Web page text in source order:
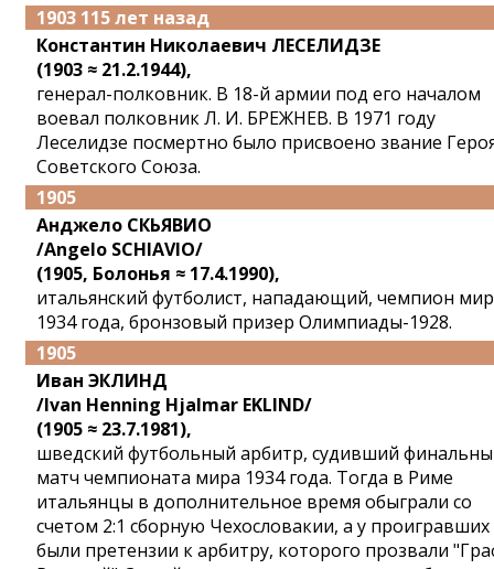
1903 115 лет назад
Константин Николаевич ЛЕСЕЛИДЗЕ
(1903 ≈ 21.2.1944),
генерал-полковник. В 18-й армии под его началом
воевал полковник Л. И. БРЕЖНЕВ. В 1971 году
Леселидзе посмертно было присвоено звание
Советского Союза.
1905
Анджело СКЬЯВИО
/Angelo SCHIAVIO/
(1905, Болонья ≈ 17.4.1990),
итальянский футболист, нападающий, чемпион
1934 года, бронзовый призер Олимпиады-1928.
1905
Иван ЭКЛИНД
/Ivan Henning Hjalmar EKLIND/
(1905 ≈ 23.7.1981),
шведский футбольный арбитр, судивший
матч чемпионата мира 1934 года. Тогда в Риме
итальянцы в дополнительное время обыграли со
счетом 2:1 сборную Чехословакии, а у проигравших
были претензии к арбитру, которого прозвали